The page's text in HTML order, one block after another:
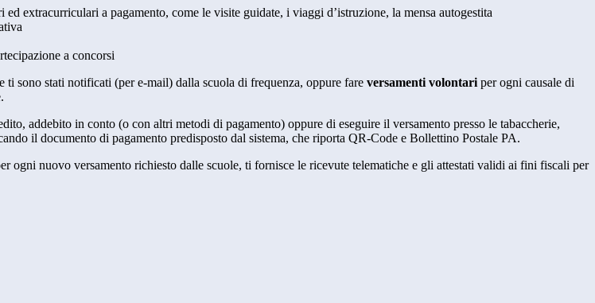
extracurriculari a pagamento, come le visite guidate, i viaggi d’istruzione, la mensa autogestita
a concorsi
ti sono stati notificati (per e-mail) dalla scuola di frequenza, oppure fare versamenti volontari per ogni causale di
addebito in conto (o con altri metodi di pagamento) oppure di eseguire il versamento presso le tabaccherie,
il documento di pagamento predisposto dal sistema, che riporta QR-Code e Bollettino Postale PA.
ogni nuovo versamento richiesto dalle scuole, ti fornisce le ricevute telematiche e gli attestati validi ai fini fiscali per